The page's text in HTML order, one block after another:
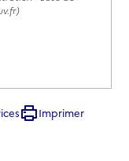
Imprimer